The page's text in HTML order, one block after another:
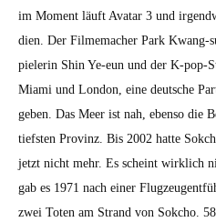
im Moment läuft Avatar 3 und
di­en. Der Filmemach­er Park Kwang-
pielerin Shin Ye-eun und der K‑pop-
Mia­mi und Lon­don, eine deutsche
geben. Das Meer ist nah, eben­so die
tief­sten Prov­inz. Bis 2002 hat­te
jet­zt nicht mehr. Es scheint wirk­lich
gab es 1971 nach ein­er
zwei Toten am Strand von Sok­cho.